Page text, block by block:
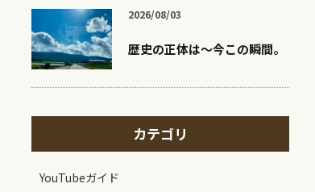
2026/08/03
歴史の正体は〜今この瞬間。
カテゴリ
YouTubeガイド